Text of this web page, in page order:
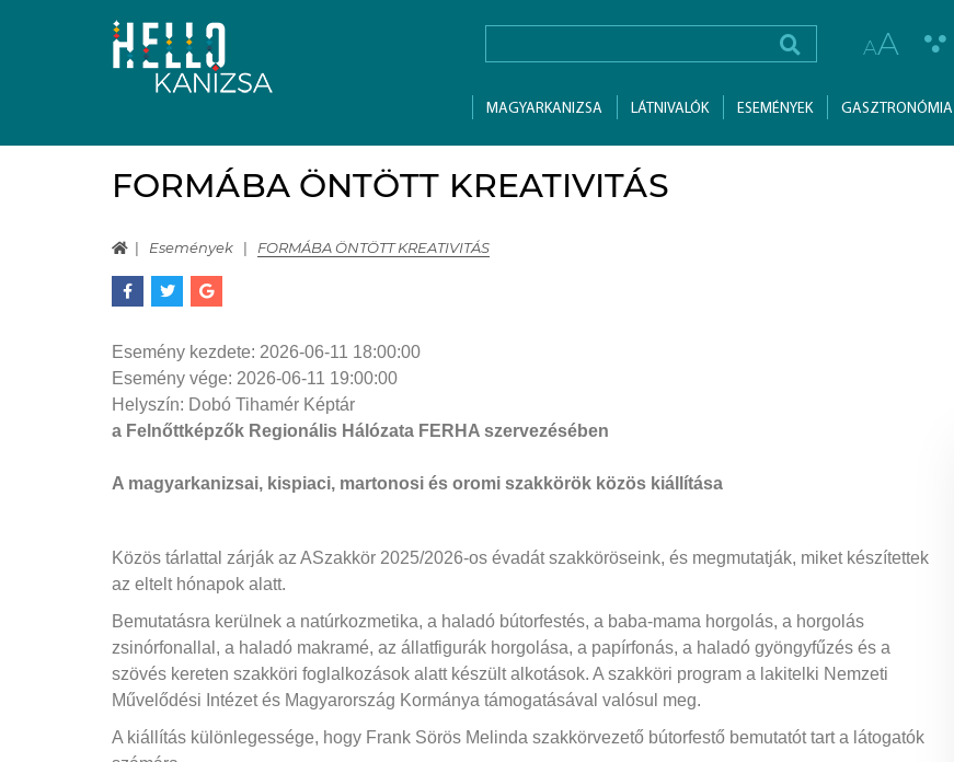
AA
MAGYARKANIZSA LÁTNIVALÓK ESEMÉNYEK GASZTRONÓMIA
FORMÁBA ÖNTÖTT KREATIVITÁS
Események FORMÁBA ÖNTÖTT KREATIVITÁS
Esemény kezdete: 2026-06-11 18:00:00
Esemény vége: 2026-06-11 19:00:00
Helyszín: Dobó Tihamér Képtár
a Felnőttképzők Regionális Hálózata FERHA szervezésében
A magyarkanizsai, kispiaci, martonosi és oromi szakkörök közös kiállítása
Közös tárlattal zárják az ASzakkör 2025/2026-os évadát szakköröseink, és megmutatják, miket készítettek
az eltelt hónapok alatt.
Bemutatásra kerülnek a natúrkozmetika, a haladó bútorfestés, a baba-mama horgolás, a horgolás
zsinórfonallal, a haladó makramé, az állatfigurák horgolása, a papírfonás, a haladó gyöngyfűzés és a
szövés kereten szakköri foglalkozások alatt készült alkotások. A szakköri program a lakitelki Nemzeti
Művelődési Intézet és Magyarország Kormánya támogatásával valósul meg.
A kiállítás különlegessége, hogy Frank Sörös Melinda szakkörvezető bútorfestő bemutatót tart a látogatók